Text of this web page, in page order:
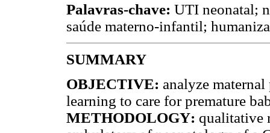
Palavras-chave: UTI neonatal;
saúde materno-infantil;
SUMMARY
OBJECTIVE: analyze
learning to care for premature
METHODOLOGY: qualitative